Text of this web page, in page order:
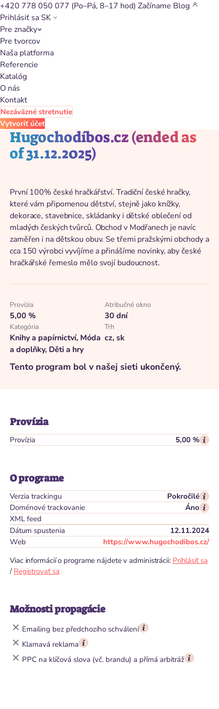
+420 778 050 077 (Po–Pá, 8–17 hod) Začíname Blog
Prihlásiť sa SK
Pre značky
Pre tvorcov
Naša platforma
Referencie
Katalóg
O nás
Kontakt
Nezáväzné stretnutie
Vytvoriť účet
Späť na katalóg
Hugochodíbos.cz (ended as
of 31.12.2025)
První 100% české hračkářství. Tradiční české hračky,
které vám připomenou dětství, stejně jako knížky,
dekorace, stavebnice, skládanky i dětské oblečení od
mladých českých tvůrců. Obchod v Modřanech je navíc
zaměřen i na dětskou obuv. Se třemi pražskými obchody a
cca 150 výrobci vyvíjíme a přinášíme novinky, aby české
hračkářské řemeslo mělo svojí budoucnost.
Provízia
5,00 %
Atribučné okno
30 dní
Kategória
Knihy a papírnictví, Móda
a doplňky, Děti a hry
Trh
cz, sk
Tento program bol v našej sieti ukončený.
Provízia
Provízia 5,00 %
O programe
Verzia trackingu
Pokročilé
Doménové trackovanie
Áno
XML feed
Dátum spustenia
12.11.2024
Web
https://www.hugochodibos.cz/
Viac informácií o programe nájdete v administrácii: Prihlásiť sa
/ Registrovať sa
Možnosti propagácie
Emailing bez předchozího schválení
Klamavá reklama
PPC na klíčová slova (vč. brandu) a přímá arbitráž